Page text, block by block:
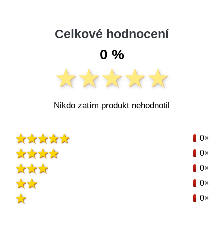
Celkové hodnocení
0 %
Nikdo zatím produkt nehodnotil
0×
0×
0×
0×
0×